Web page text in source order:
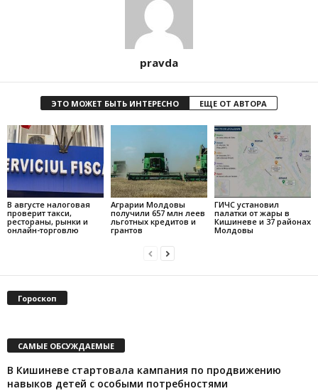
pravda
ЭТО МОЖЕТ БЫТЬ ИНТЕРЕСНО ЕЩЕ ОТ АВТОРА
В августе налоговая
проверит такси,
рестораны, рынки и
онлайн-торговлю
Аграрии Молдовы
получили 657 млн леев
льготных кредитов и
грантов
ГИЧС установил
палатки от жары в
Кишиневе и 37 районах
Молдовы
Гороскоп
САМЫЕ ОБСУЖДАЕМЫЕ
В Кишиневе стартовала кампания по продвижению
навыков детей с особыми потребностями